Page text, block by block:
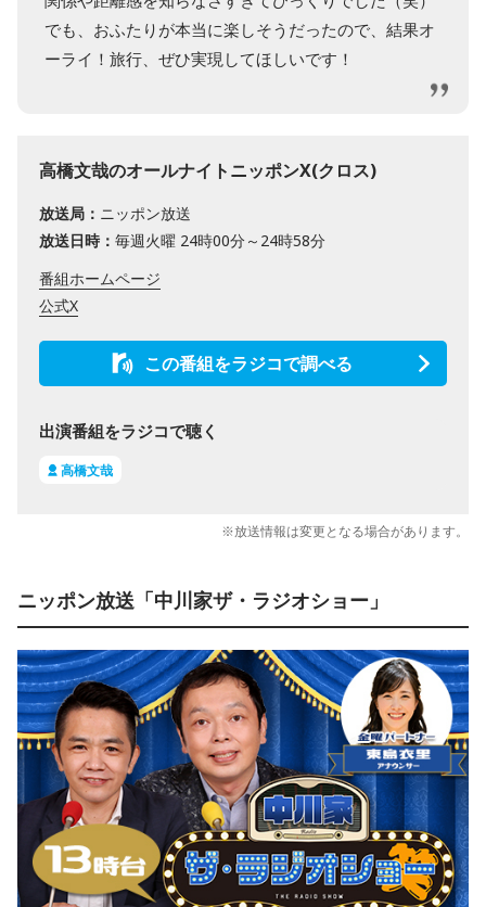
でも、おふたりが本当に楽しそうだったので、結果オ
ーライ！旅行、ぜひ実現してほしいです！
高橋文哉のオールナイトニッポンX(クロス)
放送局： ニッポン放送
放送日時： 毎週火曜 24時00分～24時58分
番組ホームページ
公式X
この番組をラジコで調べる
出演番組をラジコで聴く
高橋文哉
※放送情報は変更となる場合があります。
ニッポン放送「中川家ザ・ラジオショー」